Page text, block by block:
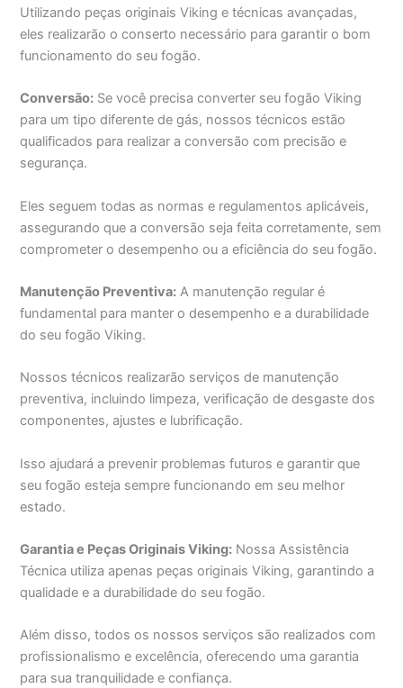
Utilizando peças originais Viking e técnicas avançadas,
eles realizarão o conserto necessário para garantir o bom
funcionamento do seu fogão.
Conversão: Se você precisa converter seu fogão Viking
para um tipo diferente de gás, nossos técnicos estão
qualificados para realizar a conversão com precisão e
segurança.
Eles seguem todas as normas e regulamentos aplicáveis,
assegurando que a conversão seja feita corretamente, sem
comprometer o desempenho ou a eficiência do seu fogão.
Manutenção Preventiva: A manutenção regular é
fundamental para manter o desempenho e a durabilidade
do seu fogão Viking.
Nossos técnicos realizarão serviços de manutenção
preventiva, incluindo limpeza, verificação de desgaste dos
componentes, ajustes e lubrificação.
Isso ajudará a prevenir problemas futuros e garantir que
seu fogão esteja sempre funcionando em seu melhor
estado.
Garantia e Peças Originais Viking: Nossa Assistência
Técnica utiliza apenas peças originais Viking, garantindo a
qualidade e a durabilidade do seu fogão.
Além disso, todos os nossos serviços são realizados com
profissionalismo e excelência, oferecendo uma garantia
para sua tranquilidade e confiança.